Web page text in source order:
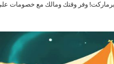
وفر وقتك ومالك مع خصومات